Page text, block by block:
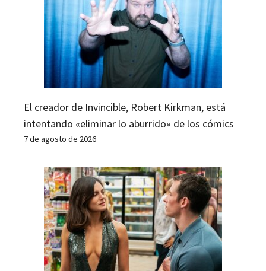
El creador de Invincible, Robert Kirkman, está
intentando «eliminar lo aburrido» de los cómics
7 de agosto de 2026